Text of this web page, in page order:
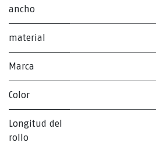
ancho
material
Marca
Color
Longitud del
rollo